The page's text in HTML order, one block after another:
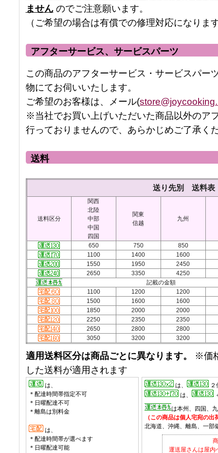
ませんのでご注意願います。
（ご希望の場合は有償での修理対応になりま
アフターサービス、サービスパーツ
この商品のアフターサービス・サービスパー
物にてお伺いいたします。
ご希望のお客様は、メール(
※当社でお買い上げいただいた商品以外のア
行っておりませんので、あらかじめご了承く
送料
送り先別 送料表
送料区分
関西
北陸
中部
中国
四国
関東
信越
九州
650 750
850
1100
1400
1600
1550
1950
2450
2650
3350
4250
記載の金額
1100
1200
1200
1500
1600
1600
1850
2000
2000
2250
2350
2350
2650
2800
2800
3050
3200 3200
適用送料区分は商品ごとに異なります。
※価
した送料が適用されます
は、
＊配達時間帯指定不可
＊日曜配達不可
＊離島は別料金
は、
＊配達時間帯が選べます
＊日曜配達可能
は、
は、
は本州、四国、
（この商品は個人宅宛の
北海道、沖縄、離島、一部
運送屋さんは屋内